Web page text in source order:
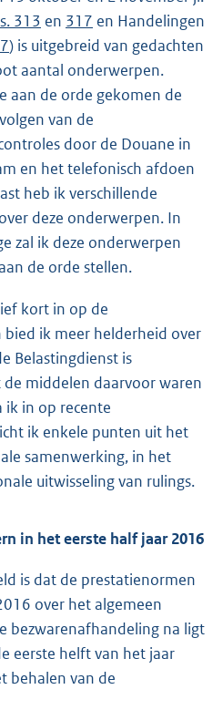
313 en 317 en Handelingen
) is uitgebreid van gedachten
aantal onderwerpen.
aan de orde gekomen de
van de
door de Douane in
en het telefonisch afdoen
heb ik verschillende
deze onderwerpen. In
zal ik deze onderwerpen
de orde stellen.
kort in op de
bied ik meer helderheid over
Belastingdienst is
middelen daarvoor waren
ik in op recente
ik enkele punten uit het
samenwerking, in het
uitwisseling van rulings.
in het eerste half jaar 2016
is dat de prestatienormen
over het algemeen
bezwarenafhandeling na ligt
eerste helft van het jaar
behalen van de